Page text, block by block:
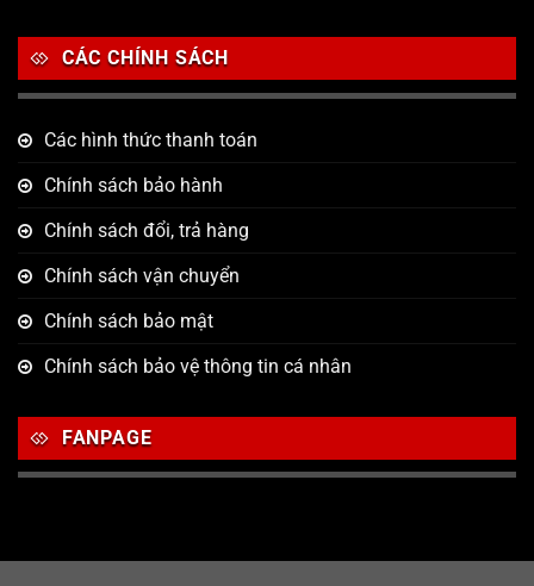
CÁC CHÍNH SÁCH
Các hình thức thanh toán
Chính sách bảo hành
Chính sách đổi, trả hàng
Chính sách vận chuyển
Chính sách bảo mật
Chính sách bảo vệ thông tin cá nhân
FANPAGE